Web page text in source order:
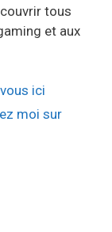
tous
et aux
ici
moi sur